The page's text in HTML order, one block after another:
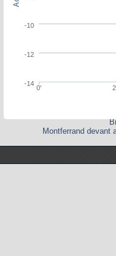
0'
-14
-12
-10
Montferrand devant